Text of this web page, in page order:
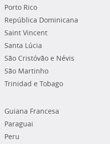
Porto Rico
República Dominicana
Saint Vincent
Santa Lúcia
São Cristóvão e Névis
São Martinho
Trinidad e Tobago
Guiana Francesa
Paraguai
Peru